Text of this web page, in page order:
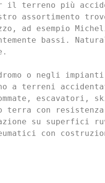
il terreno più
assortimento
ad esempio
bassi.
o negli impianti
a terreni
escavatori,
terra con resistenza
su superfici
con